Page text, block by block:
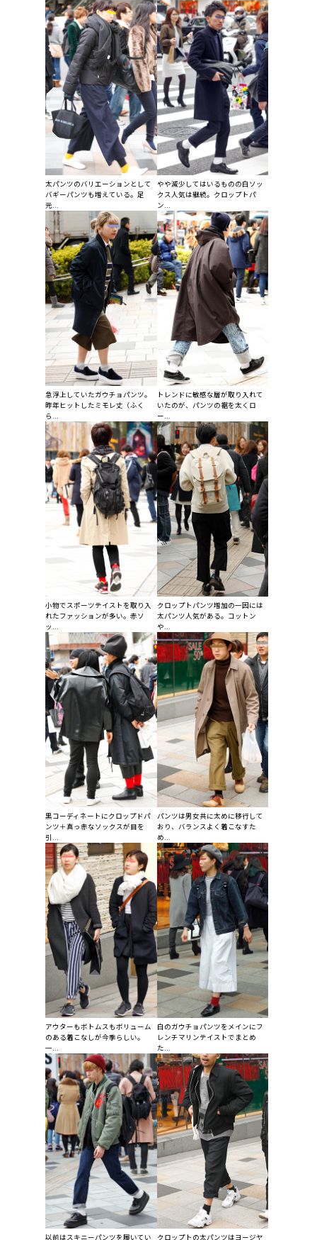
太パンツのバリエーションとして
バギーパンツも増えている。足
元...
やや減少してはいるものの白ソッ
クス人気は継続。クロップトパ
ン...
急浮上していたガウチョパンツ。
昨年ヒットしたミモレ丈（ふく
ら...
トレンドに敏感な層が取り入れて
いたのが、パンツの裾を太くロ
ー...
小物でスポーツテイストを取り入
れたファッションが多い。赤ソ
ッ...
クロップトパンツ増加の一因には
太パンツ人気がある。コットン
や...
黒コーディネートにクロップドパ
ンツ＋真っ赤なソックスが目を
引...
パンツは男女共に太めに移行して
おり、バランスよく着こなすた
め...
アウターもボトムスもボリューム
のある着こなしが今季らしい。
一...
白のガウチョパンツをメインにフ
レンチマリンテイストでまとめ
た...
以前はスキニーパンツを履いてい クロップトの太パンツはヨージヤ